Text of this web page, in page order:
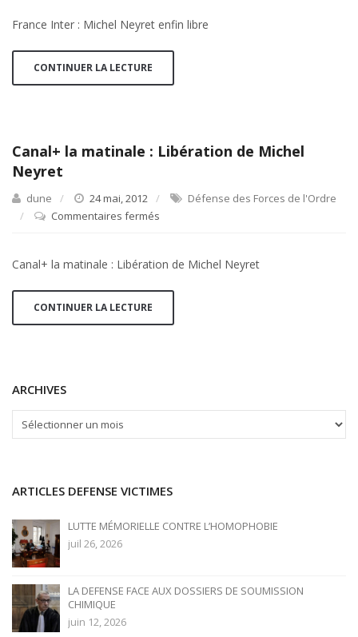
France Inter : Michel Neyret enfin libre
CONTINUER LA LECTURE
Canal+ la matinale : Libération de Michel
Neyret
dune 24 mai, 2012
Défense des Forces de l'Ordre
Commentaires fermés
matinale
de
Canal+ la matinale : Libération de Michel Neyret
CONTINUER LA LECTURE
ARCHIVES
ARCHIVES
ARTICLES DEFENSE VICTIMES
LUTTE MÉMORIELLE CONTRE L’HOMOPHOBIE
juil 26, 2026
LA DEFENSE FACE AUX DOSSIERS DE SOUMISSION
CHIMIQUE
juin 12, 2026